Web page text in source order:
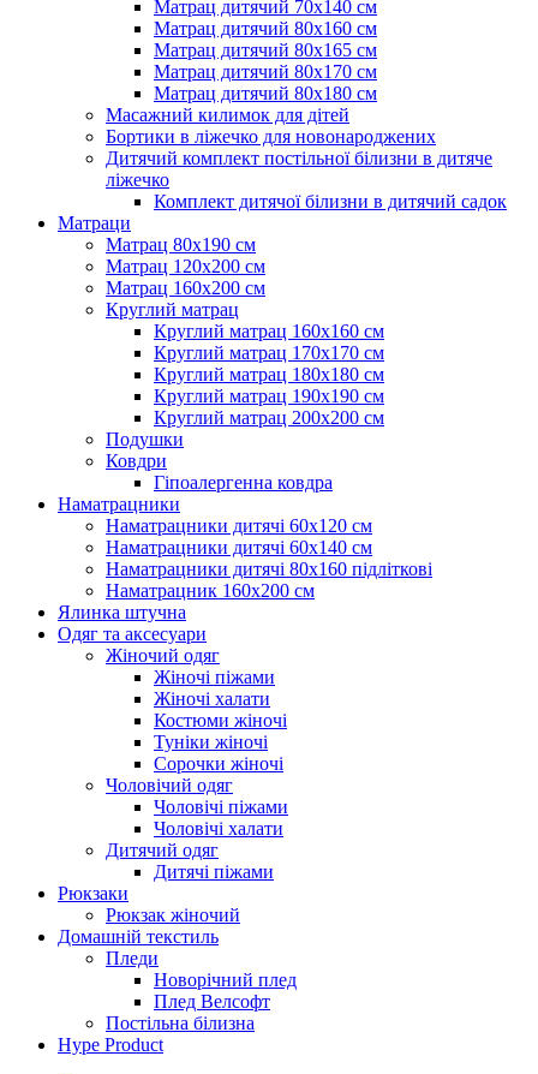
Матрац дитячий 70х140 см
Матрац дитячий 80х160 см
Матрац дитячий 80х165 см
Матрац дитячий 80х170 см
Матрац дитячий 80х180 см
Масажний килимок для дітей
Бортики в ліжечко для новонароджених
Дитячий комплект постільної білизни в дитяче
ліжечко
Комплект дитячої білизни в дитячий садок
Матраци
Матрац 80х190 см
Матрац 120х200 см
Матрац 160х200 см
Круглий матрац
Круглий матрац 160х160 см
Круглий матрац 170х170 см
Круглий матрац 180х180 см
Круглий матрац 190х190 см
Круглий матрац 200х200 см
Подушки
Ковдри
Гіпоалергенна ковдра
Наматрацники
Наматрацники дитячі 60х120 см
Наматрацники дитячі 60х140 см
Наматрацники дитячі 80х160 підліткові
Наматрацник 160х200 см
Ялинка штучна
Одяг та аксесуари
Жіночий одяг
Жіночі піжами
Жіночі халати
Костюми жіночі
Туніки жіночі
Сорочки жіночі
Чоловічий одяг
Чоловічі піжами
Чоловічі халати
Дитячий одяг
Дитячі піжами
Рюкзаки
Рюкзак жіночий
Домашній текстиль
Пледи
Новорічний плед
Плед Велсофт
Постільна білизна
Hype Product